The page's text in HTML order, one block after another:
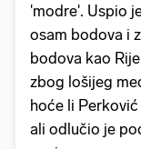
'modre'. Uspio
osam bodova i
bodova kao
zbog lošijeg
hoće li
ali odlučio je